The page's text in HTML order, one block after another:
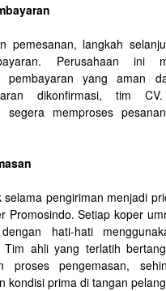
pemesanan, langkah
Perusahaan ini
pembayaran yang aman
dikonfirmasi, tim
segera memproses
selama pengiriman menjadi
Promosindo. Setiap koper
hati-hati
Tim ahli yang terlatih
proses pengemasan,
kondisi prima di tangan